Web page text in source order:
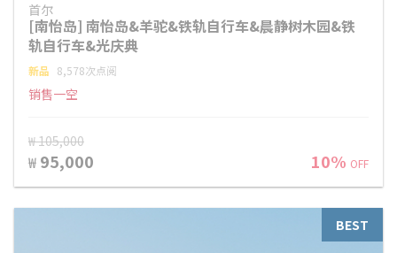
首尔
[南怡岛] 南怡岛&羊驼&铁轨自行车&晨静树木园&铁
轨自行车&光庆典
新品 8,578次点阅
销售一空
₩ 105,000
₩ 95,000 10% OFF
BEST